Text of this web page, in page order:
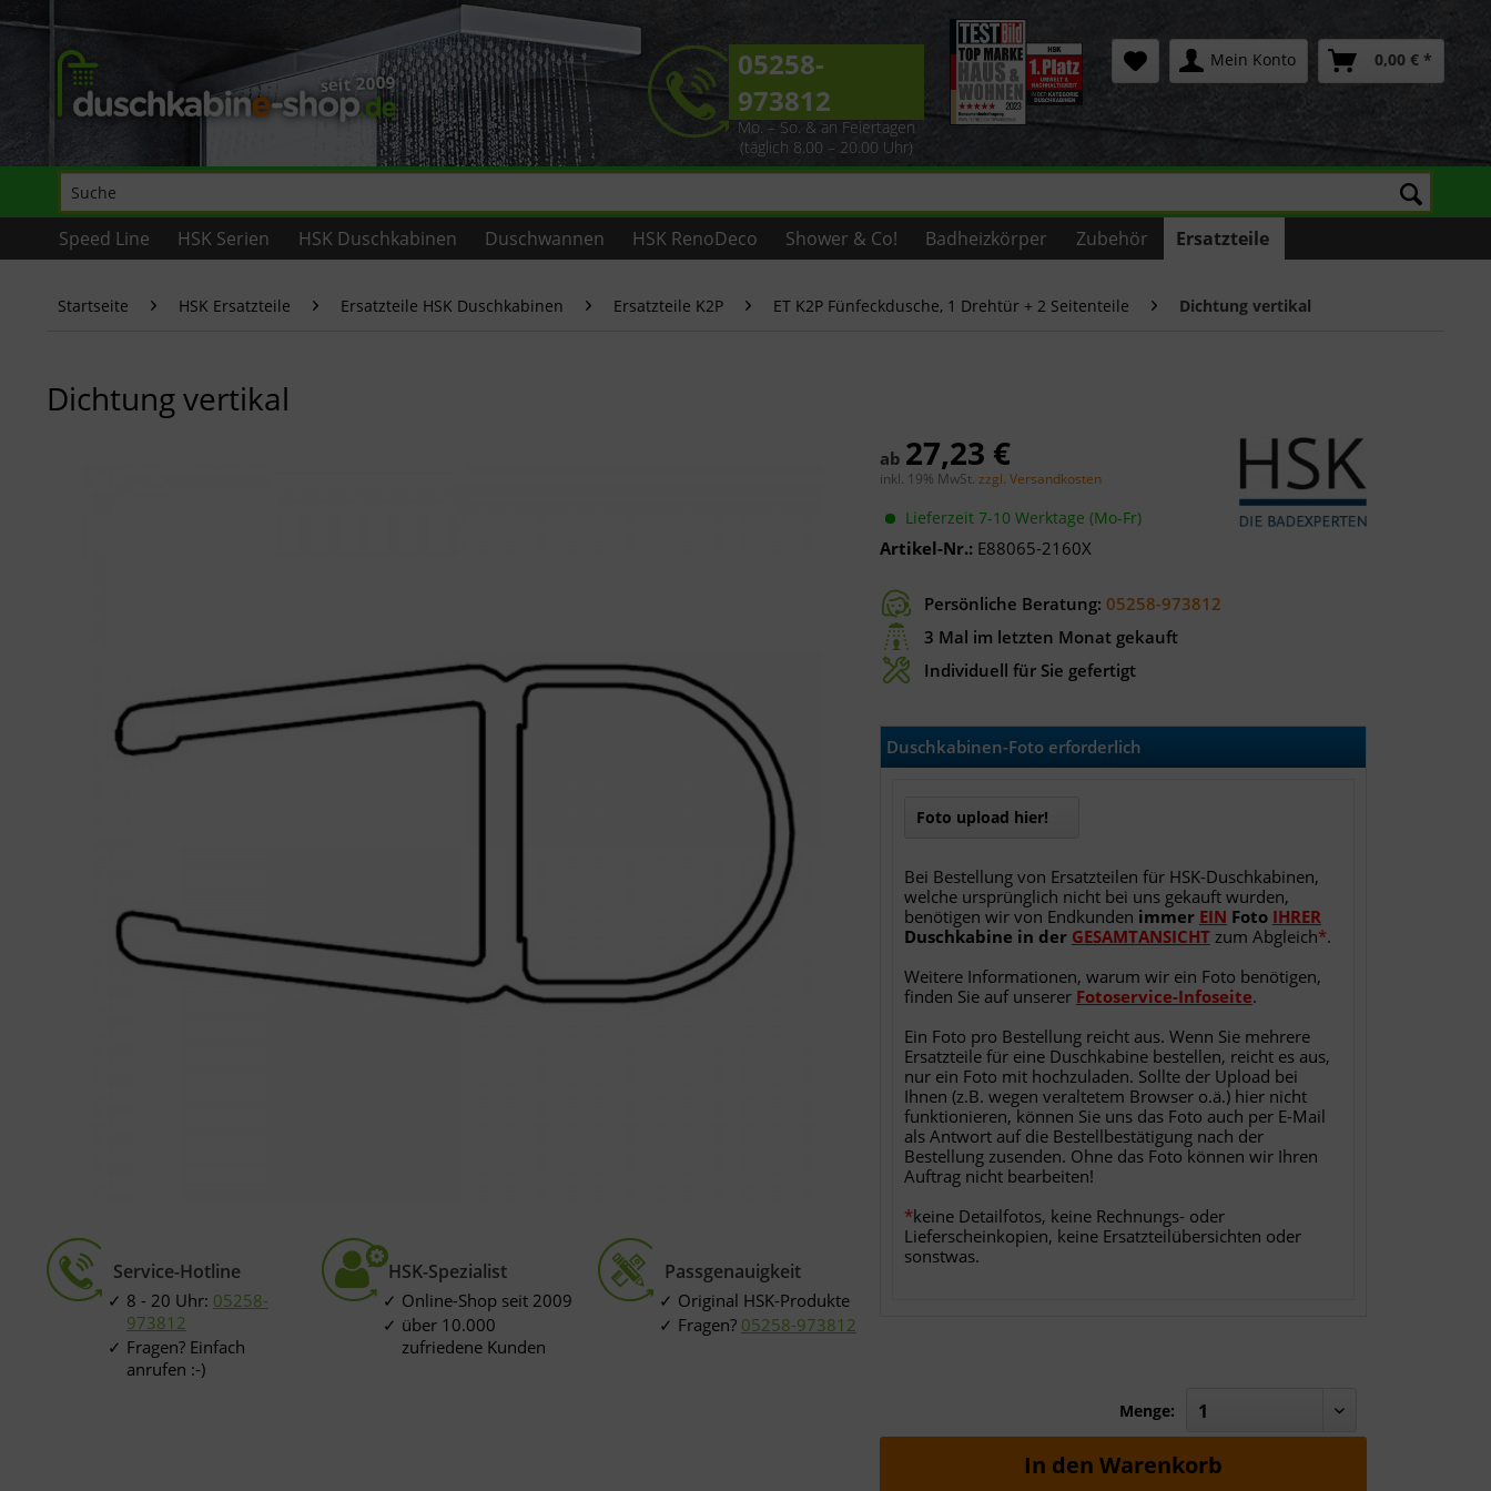
05258-
973812
Mo. – So. & an Feiertagen
(täglich 8.00 – 20.00 Uhr)
Mein Konto 0,00 € *
Speed Line HSK Serien HSK Duschkabinen Duschwannen HSK RenoDeco Shower & Co! Badheizkörper Zubehör Ersatzteile
Startseite HSK Ersatzteile Ersatzteile HSK Duschkabinen Ersatzteile K2P ET K2P Fünfeckdusche, 1 Drehtür + 2 Seitenteile Dichtung vertikal
Dichtung vertikal
Service-Hotline
8 - 20 Uhr: 05258-
973812
Fragen? Einfach
anrufen :-)
HSK-Spezialist
Online-Shop seit 2009
über 10.000
zufriedene Kunden
Passgenauigkeit
Original HSK-Produkte
Fragen? 05258-973812
ab 27,23 €
inkl. 19% MwSt. zzgl. Versandkosten
Lieferzeit 7-10 Werktage (Mo-Fr)
Artikel-Nr.: E88065-2160X
Persönliche Beratung: 05258-973812
3 Mal im letzten Monat gekauft
Individuell für Sie gefertigt
Duschkabinen-Foto erforderlich
Foto upload hier!
Bei Bestellung von Ersatzteilen für HSK-Duschkabinen,
welche ursprünglich nicht bei uns gekauft wurden,
benötigen wir von Endkunden immer EIN Foto IHRER
Duschkabine in der GESAMTANSICHTzum Abgleich*.
Weitere Informationen, warum wir ein Foto benötigen,
finden Sie auf unserer Fotoservice-Infoseite.
Ein Foto pro Bestellung reicht aus. Wenn Sie mehrere
Ersatzteile für eine Duschkabine bestellen, reicht es aus,
nur ein Foto mit hochzuladen. Sollte der Upload bei
Ihnen (z.B. wegen veraltetem Browser o.ä.) hier nicht
funktionieren, können Sie uns das Foto auch per E-Mail
als Antwort auf die Bestellbestätigung nach der
Bestellung zusenden. Ohne das Foto können wir Ihren
Auftrag nicht bearbeiten!
*keine Detailfotos, keine Rechnungs- oder
Lieferscheinkopien, keine Ersatzteilübersichten oder
sonstwas.
Menge:
In den Warenkorb